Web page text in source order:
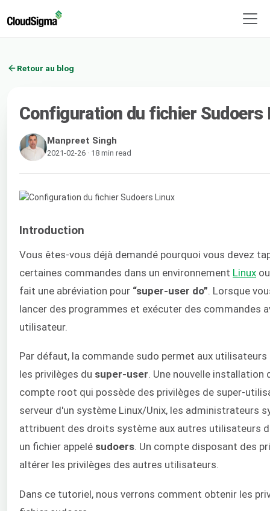
Retour au blog
Configuration du fichier Sudoers
Manpreet Singh
2021-02-26 · 18 min read
Introduction
Vous êtes-vous déjà demandé pourquoi vous devez
certaines commandes dans un environnement Linux
fait une abréviation pour “super-user do” . Lorsque
lancer des programmes et exécuter des commandes
utilisateur.
Par défaut, la commande sudo permet aux
les privilèges du super-user. Une nouvelle installation
compte root qui possède des privilèges de super-
serveur d'un système Linux/Unix, les administrateurs
attribuent des droits système aux autres utilisateurs
un fichier appelé sudoers. Un compte disposant des
altérer les privilèges des autres utilisateurs.
Dans ce tutoriel, nous verrons comment obtenir les